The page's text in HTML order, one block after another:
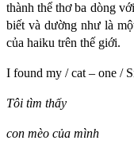
thành thể thơ ba dòng
biết và dường như là
của haiku trên thế giới.
I found my / cat – one /
Tôi tìm thấy
con mèo của mình